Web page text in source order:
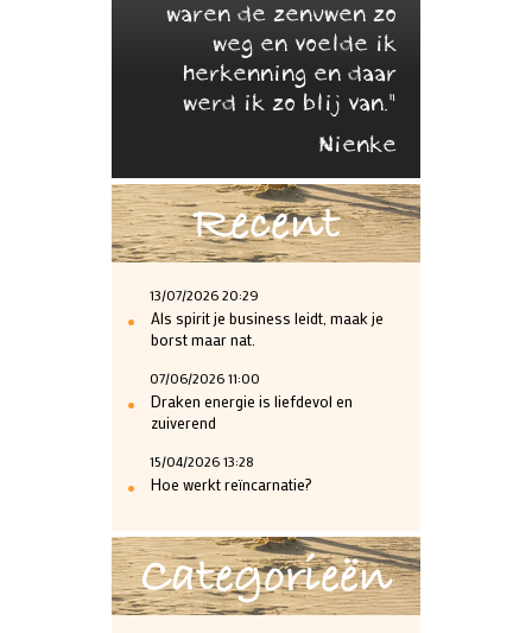
waren de zenuwen zo
weg en voelde ik
herkenning en daar
werd ik zo blij van."
Nienke
Recent
13/07/2026 20:29
•
Als spirit je business leidt, maak je
borst maar nat.
07/06/2026 11:00
•
Draken energie is liefdevol en
zuiverend
15/04/2026 13:28
• Hoe werkt reïncarnatie?
Categorieën